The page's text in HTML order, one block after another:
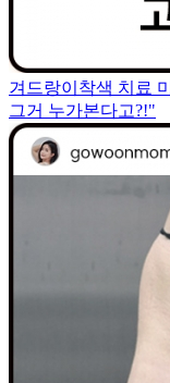
겨드랑이착색 치료
그거 누가본다고?!"